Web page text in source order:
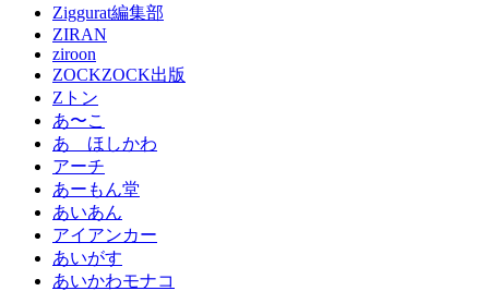
Ziggurat編集部
ZIRAN
ziroon
ZOCKZOCK出版
Zトン
あ〜こ
あゝほしかわ
アーチ
あーもん堂
あいあん
アイアンカー
あいがす
あいかわモナコ